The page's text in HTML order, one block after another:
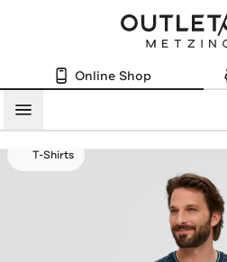
Online Shop
Menü
T-Shirts